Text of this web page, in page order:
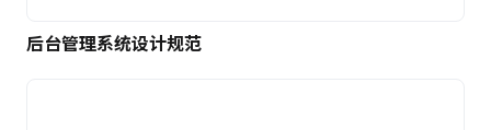
后台管理系统设计规范